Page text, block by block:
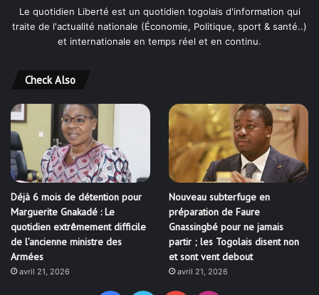
Le quotidien Liberté est un quotidien togolais d'information qui
traite de l'actualité nationale (Économie, Politique, sport & santé..)
et internationale en temps réel et en continu.
Check Also
Déjà 6 mois de détention pour
Marguerite Gnakadé : Le
quotidien extrêmement difficile
de l’ancienne ministre des
Armées
avril 21, 2026
Nouveau subterfuge en
préparation de Faure
Gnassingbé pour ne jamais
partir ; les Togolais disent non
et sont vent debout
avril 21, 2026